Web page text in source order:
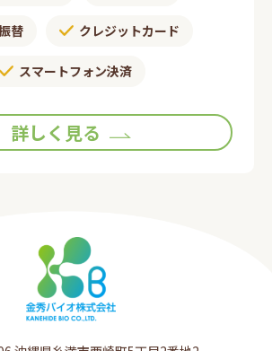
替​ クレジットカード
スマートフォン決済
詳しく見る